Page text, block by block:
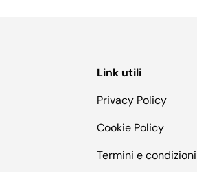
Link utili
Privacy Policy
Cookie Policy
Termini e condizioni